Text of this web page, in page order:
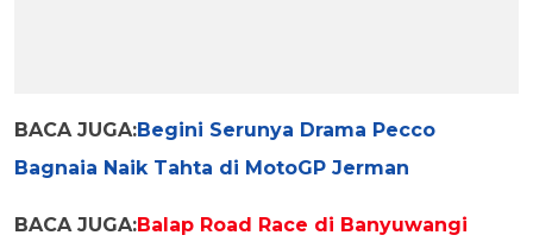
BACA JUGA:Begini Serunya Drama Pecco
Bagnaia Naik Tahta di MotoGP Jerman
BACA JUGA:Balap Road Race di Banyuwangi